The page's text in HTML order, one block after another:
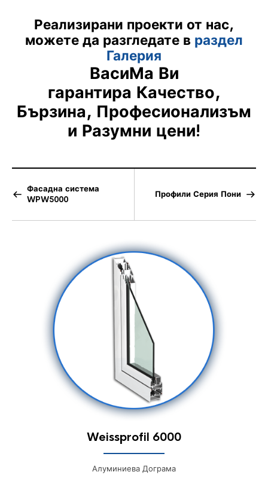
Реализирани проекти от нас,
можете да разгледате в раздел
Галерия
ВасиМа Ви
гарантира Качество,
Бързина, Професионализъм
и Разумни цени!
Фасадна система
WPW5000
Профили Серия Пони
Weissprofil 6000
Алуминиева Дограма